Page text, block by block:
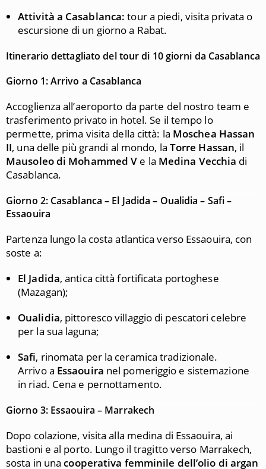
Attività a Casablanca: tour a piedi, visita privata o
escursione di un giorno a Rabat.
Itinerario dettagliato del tour di 10 giorni da Casablanca
Giorno 1: Arrivo a Casablanca
Accoglienza all’aeroporto da parte del nostro team e
trasferimento privato in hotel. Se il tempo lo
permette, prima visita della città: la Moschea Hassan
II, una delle più grandi al mondo, la Torre Hassan, il
Mausoleo di Mohammed V e la Medina Vecchia di
Casablanca.
Giorno 2: Casablanca – El Jadida – Oualidia – Safi –
Essaouira
Partenza lungo la costa atlantica verso Essaouira, con
soste a:
El Jadida, antica città fortificata portoghese
(Mazagan);
Oualidia, pittoresco villaggio di pescatori celebre
per la sua laguna;
Safi, rinomata per la ceramica tradizionale.
Arrivo a Essaouira nel pomeriggio e sistemazione
in riad. Cena e pernottamento.
Giorno 3: Essaouira – Marrakech
Dopo colazione, visita alla medina di Essaouira, ai
bastioni e al porto. Lungo il tragitto verso Marrakech,
sosta in unacooperativa femminile dell’olio di argan